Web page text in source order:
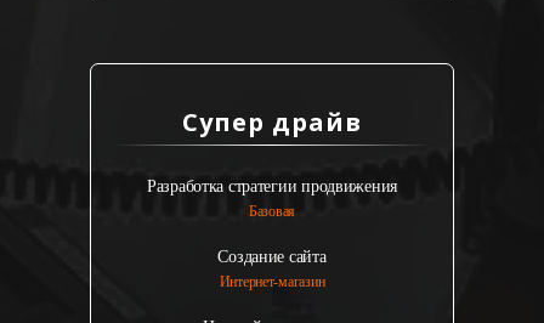
Супер драйв
Разработка стратегии продвижения
Базовая
Создание сайта
Интернет-магазин